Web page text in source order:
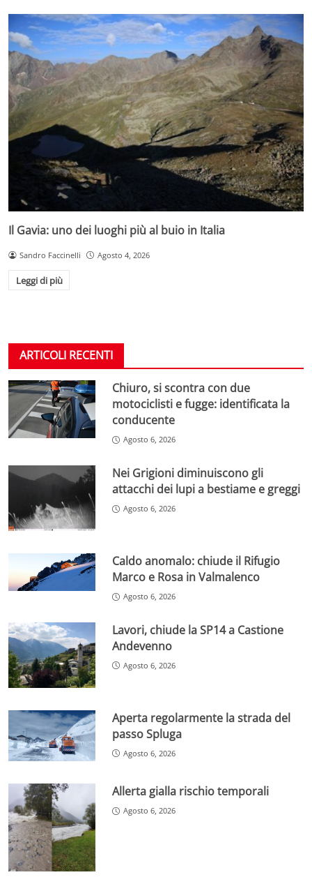
Il Gavia: uno dei luoghi più al buio in Italia
Sandro Faccinelli Agosto 4, 2026
Leggi di più
ARTICOLI RECENTI
Chiuro, si scontra con due
motociclisti e fugge: identificata la
conducente
Agosto 6, 2026
Nei Grigioni diminuiscono gli
attacchi dei lupi a bestiame e greggi
Agosto 6, 2026
Caldo anomalo: chiude il Rifugio
Marco e Rosa in Valmalenco
Agosto 6, 2026
Lavori, chiude la SP14 a Castione
Andevenno
Agosto 6, 2026
Aperta regolarmente la strada del
passo Spluga
Agosto 6, 2026
Allerta gialla rischio temporali
Agosto 6, 2026